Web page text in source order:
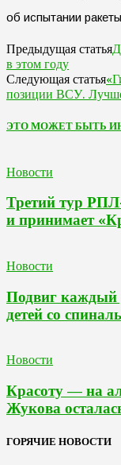
Предыдущая статья
в этом году
Следующая статья
позиции ВСУ.
ЭТО МОЖЕТ БЫТЬ
Новости
Третий тур
и принимает
Новости
Подвиг каждый
детей со
Новости
Красоту — на
Жукова
ГОРЯЧИЕ НОВОСТИ